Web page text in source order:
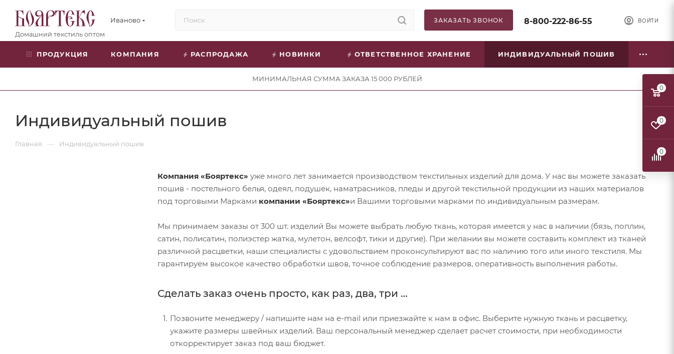
Иваново ЗАКАЗАТЬ ЗВОНОК ВОЙТИ
8-800-222-86-55
ПРОДУКЦИЯ КОМПАНИЯ РАСПРОДАЖА НОВИНКИ ОТВЕТСТВЕННОЕ ХРАНЕНИЕ ИНДИВИДУАЛЬНЫЙ ПОШИВ
МИНИМАЛЬНАЯ СУММА ЗАКАЗА 15 000 РУБЛЕЙ
Индивидуальный пошив
Главная — Индивидуальный пошив
Компания «Бояртекс» уже много лет занимается производством текстильных изделий для дома. У нас вы можете заказать
пошив - постельного белья, одеял, подушек, наматрасников, пледы и другой текстильной продукции из наших материалов
под торговыми Марками компании «Бояртекс»и Вашими торговыми марками по индивидуальным размерам.
Мы принимаем заказы от 300 шт. изделий Вы можете выбрать любую ткань, которая имеется у нас в наличии (бязь, поплин,
сатин, полисатин, полиэстер жатка, мулетон, велсофт, тики и другие). При желании вы можете составить комплект из тканей
различной расцветки, наши специалисты с удовольствием проконсультируют вас по наличию того или иного текстиля. Мы
гарантируем высокое качество обработки швов, точное соблюдение размеров, оперативность выполнения работы.
Сделать заказ очень просто, как раз, два, три …
Позвоните менеджеру / напишите нам на e-mail или приезжайте к нам в офис. Выберите нужную ткань и расцветку,
укажите размеры швейных изделий. Ваш персональный менеджер сделает расчет стоимости, при необходимости
откорректирует заказ под ваш бюджет.
0
0
0